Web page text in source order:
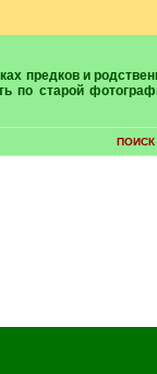
по старой
ПОИСК